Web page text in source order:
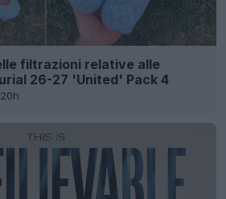
filtrazioni relative alle
26-27 'United' Pack 4
20h